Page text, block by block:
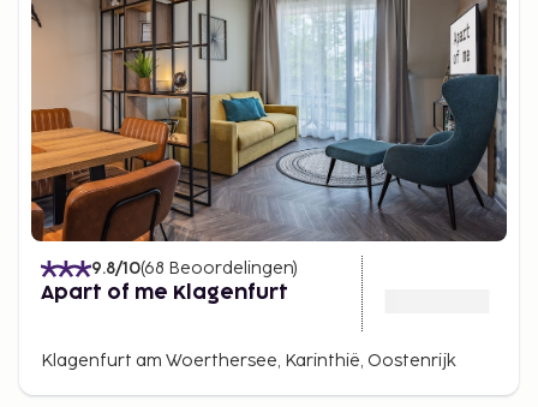
9.8/10(68 Beoordelingen)
Apart of me Klagenfurt
Klagenfurt am Woerthersee, Karinthië, Oostenrijk